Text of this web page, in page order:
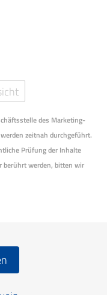
des Marketing-
zeitnah durchgeführt.
Prüfung der Inhalte
berührt werden, bitten wir